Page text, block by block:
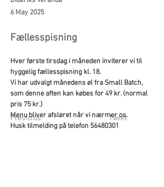
6 May 2025
Fællesspisning
Previous Next
Hver første tirsdag i måneden inviterer vi til
hyggelig fællesspisning kl. 18.
Vi har udvalgt månedens øl fra Small Batch,
som denne aften kan købes for 49 kr. (normal
pris 75 kr.)
Menu bliver afsløret når vi nærmer os.
Husk tilmelding på telefon 56480301